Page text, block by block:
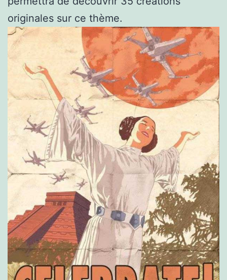
originales sur ce thème.